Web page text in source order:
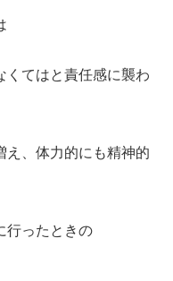
くてはと責任感に襲わ
え、体力的にも精神的
行ったときの